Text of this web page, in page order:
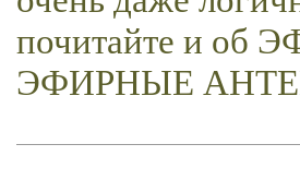
почитайте и об
ЭФИРНЫЕ